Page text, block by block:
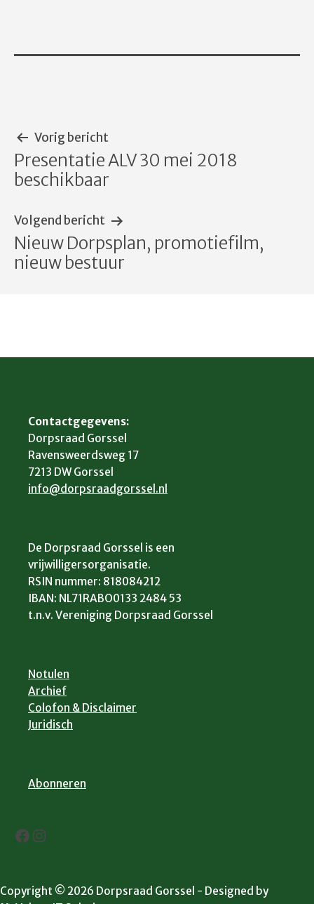
Bericht
navigatie
Vorig bericht
Presentatie ALV 30 mei 2018
beschikbaar
Volgend bericht
Nieuw Dorpsplan, promotiefilm,
nieuw bestuur
Contactgegevens:
Dorpsraad Gorssel
Ravensweerdsweg 17
7213 DW Gorssel
info@dorpsraadgorssel.nl
De Dorpsraad Gorssel is een
vrijwilligersorganisatie.
RSIN nummer: 818084212
IBAN: NL71RABO0133 2484 53
t.n.v. Vereniging Dorpsraad Gorssel
Notulen
Archief
Colofon & Disclaimer
Juridisch
Abonneren
Facebook
Instagram
Copyright © 2026 Dorpsraad Gorssel - Designed by